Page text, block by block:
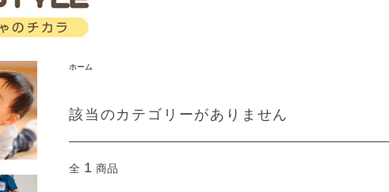
ホーム
該当のカテゴリーがありません
全 1 商品